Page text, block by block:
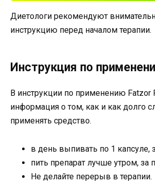
Диетологи рекомендуют
инструкцию перед началом терапии.
Инструкция по
В инструкции по применению Fatzor
информация о том, как и как долго
применять средство.
в день выпивать по 1 капсуле,
пить препарат лучше утром, за
Не делайте перерыв в терапии.